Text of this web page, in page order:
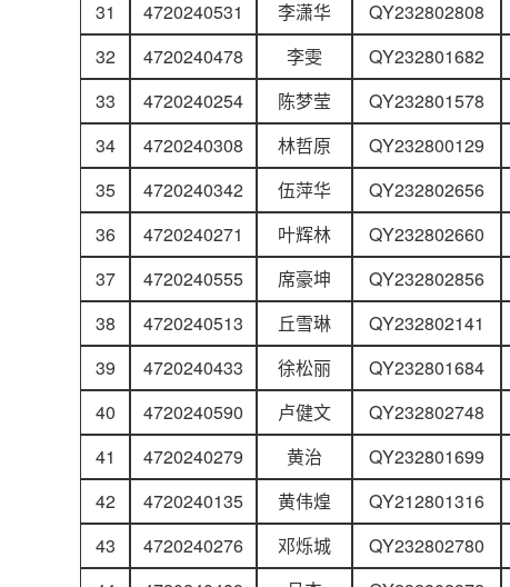
31
4720240531 李潇华
QY232802808
32
4720240478 李雯
QY232801682
33
4720240254 陈梦莹
QY232801578
34
4720240308 林哲原
QY232800129
35
4720240342 伍萍华
QY232802656
36
4720240271 叶辉林
QY232802660
37
4720240555 席豪坤
QY232802856
38
4720240513 丘雪琳
QY232802141
39
4720240433 徐松丽
QY232801684
40
4720240590 卢健文
QY232802748
41
4720240279 黄治
QY232801699
42
4720240135 黄伟煌
QY212801316
43
4720240276 邓烁城
QY232802780